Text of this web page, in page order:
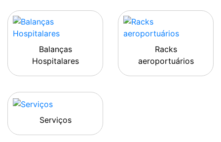
Balanças
Hospitalares
Racks
aeroportuários
Serviços